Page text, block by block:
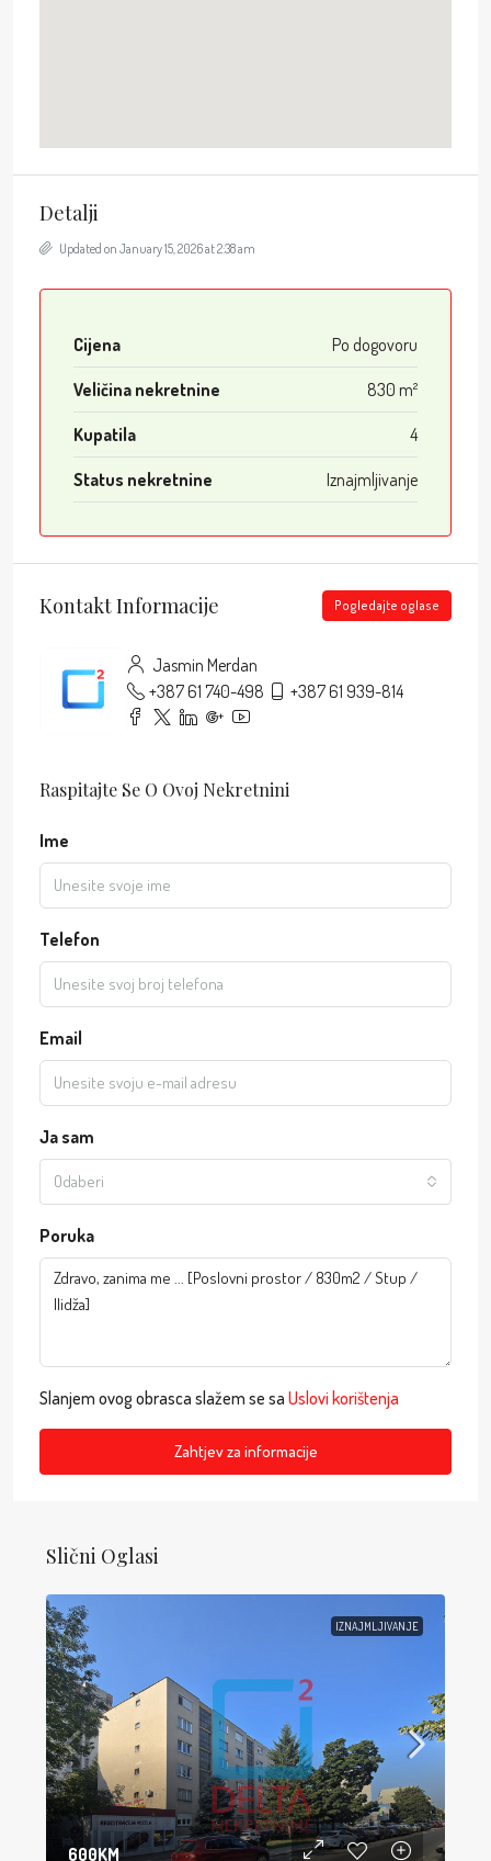
Detalji
Updated on January 15, 2026 at 2:38 am
Cijena Po dogovoru
Veličina nekretnine 830 m²
Kupatila 4
Status nekretnine Iznajmljivanje
Kontakt Informacije Pogledajte oglase
Jasmin Merdan
+387 61 740-498
+387 61 939-814
Raspitajte Se O Ovoj Nekretnini
Ime
Telefon
Email
Ja sam
Odaberi
Poruka
Slanjem ovog obrasca slažem se sa Uslovi korištenja
Zahtjev za informacije
Slični Oglasi
IZNAJMLJIVANJE
600KM